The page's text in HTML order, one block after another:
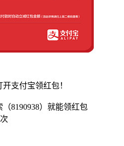
支付宝领红包！
8190938）就能领红包